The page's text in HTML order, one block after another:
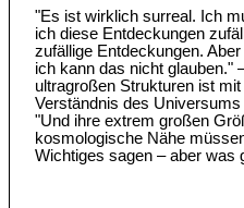
"Es ist wirklich surreal. Ich
ich diese Entdeckungen
zufällige Entdeckungen.
ich kann das nicht glauben."
ultragroßen Strukturen ist
Verständnis des
"Und ihre extrem großen
kosmologische Nähe
Wichtiges sagen – aber was